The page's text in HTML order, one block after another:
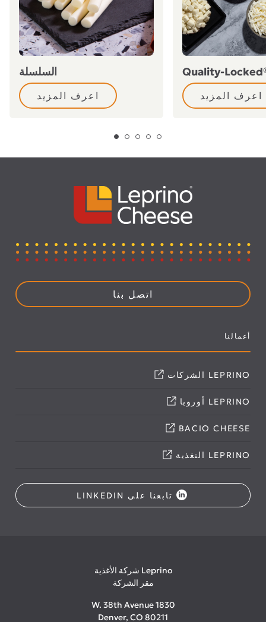
السلسلة
اعرف المزيد اعرف المزيد
اتصل بنا
أعمالنا
LEPRINO الشركات
LEPRINO أوروبا
BACIO CHEESE
LEPRINO التغذية
تابعنا على LINKEDIN
Leprino شركة الأغذية
مقر الشركة
1830 W. 38th Avenue
Denver, CO 80211